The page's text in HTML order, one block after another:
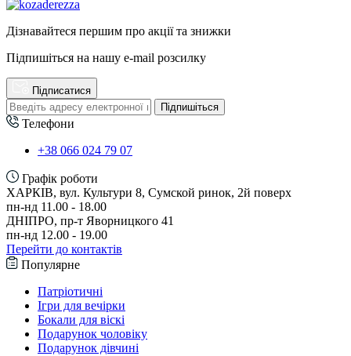
Дізнавайтеся першим про акції та знижки
Підпишіться на нашу e-mail розсилку
Підписатися
Підпишіться
Телефони
+38 066 024 79 07
Графік роботи
ХАРКІВ, вул. Культури 8, Сумской ринок, 2й поверх
пн-нд 11.00 - 18.00
ДНІПРО, пр-т Яворницкого 41
пн-нд 12.00 - 19.00
Перейти до контактів
Популярне
Патріотичні
Ігри для вечірки
Бокали для віскі
Подарунок чоловіку
Подарунок дівчині